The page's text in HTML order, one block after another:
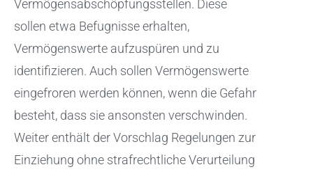
Vermögensabschöpfungsstellen. Diese
sollen etwa Befugnisse erhalten,
Vermögenswerte aufzuspüren und zu
identifizieren. Auch sollen Vermögenswerte
eingefroren werden können, wenn die Gefahr
besteht, dass sie ansonsten verschwinden.
Weiter enthält der Vorschlag Regelungen zur
Einziehung ohne strafrechtliche Verurteilung